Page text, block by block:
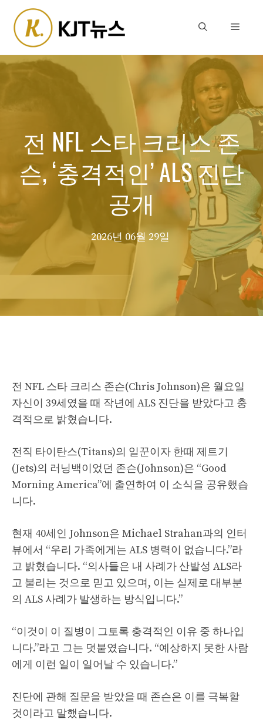
content
Menu
전 NFL 스타 크리스 존
슨, ‘충격적인’ ALS 진단
공개
2026년 06월 29일
전 NFL 스타 크리스 존슨(Chris Johnson)은 월요일
자신이 39세였을 때 작년에 ALS 진단을 받았다고 충
격적으로 밝혔습니다.
전직 타이탄스(Titans)의 일꾼이자 한때 제트기
(Jets)의 러닝백이었던 존슨(Johnson)은 “Good
Morning America”에 출연하여 이 소식을 공유했습
니다.
현재 40세인 Johnson은 Michael Strahan과의 인터
뷰에서 “우리 가족에게는 ALS 병력이 없습니다.”라
고 밝혔습니다. “의사들은 내 사례가 산발성 ALS라
고 불리는 것으로 믿고 있으며, 이는 실제로 대부분
의 ALS 사례가 발생하는 방식입니다.”
“이것이 이 질병이 그토록 충격적인 이유 중 하나입
니다.”라고 그는 덧붙였습니다. “예상하지 못한 사람
에게 이런 일이 일어날 수 있습니다.”
진단에 관해 질문을 받았을 때 존슨은 이를 극복할
것이라고 말했습니다.